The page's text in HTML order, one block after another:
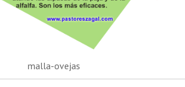
malla-ovejas